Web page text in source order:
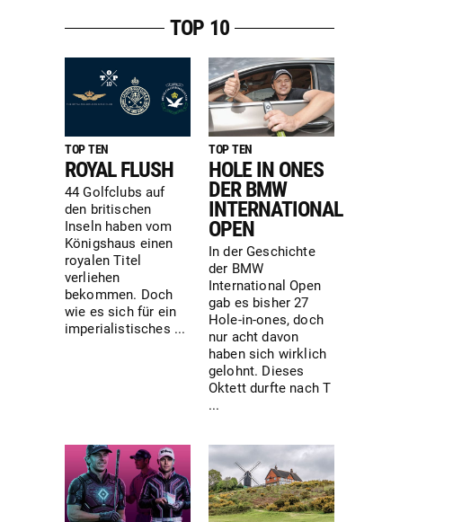
TOP 10
TOP TEN
ROYAL FLUSH
44 Golfclubs auf
den britischen
Inseln haben vom
Königshaus einen
royalen Titel
verliehen
bekommen. Doch
wie es sich für ein
imperialistisches ...
TOP TEN
HOLE IN ONES
DER BMW
INTERNATIONAL
OPEN
In der Geschichte
der BMW
International Open
gab es bisher 27
Hole-in-ones, doch
nur acht davon
haben sich wirklich
gelohnt. Dieses
Oktett durfte nach T
...